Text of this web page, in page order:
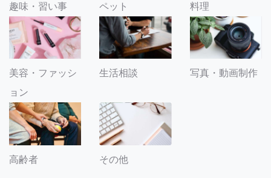
趣味・習い事 ペット 料理
美容・ファッシ
ョン
生活相談 写真・動画制作
高齢者 その他